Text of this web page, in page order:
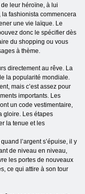
leur héroïne, à lui
fashionista commencera
une vie laïque. Le
donc le spécifier dès
du shopping ou vous
à thème.
directement au rêve. La
la popularité mondiale.
mais c’est assez pour
importants. Les
un code vestimentaire,
gloire. Les étapes
la tenue et les
l’argent s’épuise, il y
de niveau en niveau,
les portes de nouveaux
ce qui attire à son tour